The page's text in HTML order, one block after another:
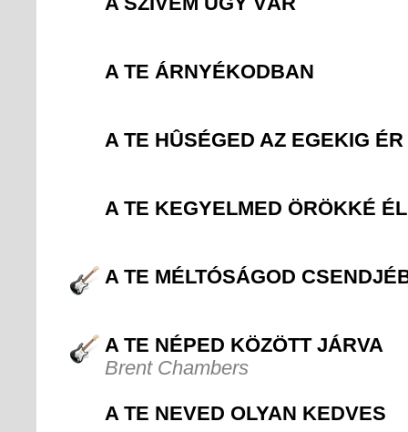
A TE ÁRNYÉKODBAN
A TE HÛSÉGED AZ EGEKIG ÉR
A TE KEGYELMED ÖRÖKKÉ ÉL
A TE MÉLTÓSÁGOD
A TE NÉPED KÖZÖTT JÁRVA
Brent Chambers
A TE NEVED OLYAN KEDVES